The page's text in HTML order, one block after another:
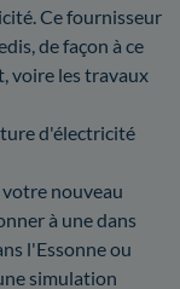
Ce fournisseur
de façon à ce
voire les travaux
d'électricité
nouveau
à une dans
l'Essonne ou
simulation